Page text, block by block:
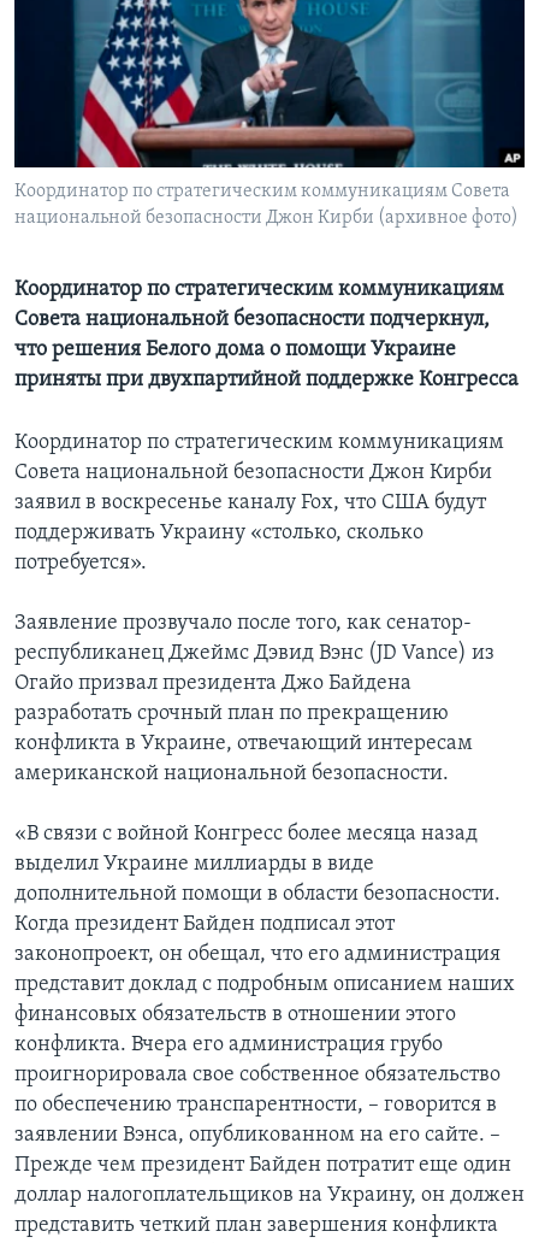
Learning English
СОЦИАЛЬНЫЕ СЕТИ
Языки
Координатор по стратегическим коммуникациям Совета
национальной безопасности Джон Кирби (архивное фото)
Координатор по стратегическим коммуникациям
Совета национальной безопасности подчеркнул,
что решения Белого дома о помощи Украине
приняты при двухпартийной поддержке Конгресса
Координатор по стратегическим коммуникациям
Совета национальной безопасности Джон Кирби
заявил в воскресенье каналу Fox, что США будут
поддерживать Украину «столько, сколько
потребуется».
Заявление прозвучало после того, как сенатор-
республиканец Джеймс Дэвид Вэнс (JD Vance) из
Огайо призвал президента Джо Байдена
разработать срочный план по прекращению
конфликта в Украине, отвечающий интересам
американской национальной безопасности.
«В связи с войной Конгресс более месяца назад
выделил Украине миллиарды в виде
дополнительной помощи в области безопасности.
Когда президент Байден подписал этот
законопроект, он обещал, что его администрация
представит доклад с подробным описанием наших
финансовых обязательств в отношении этого
конфликта. Вчера его администрация грубо
проигнорировала свое собственное обязательство
по обеспечению транспарентности, – говорится в
заявлении Вэнса, опубликованном на его сайте. –
Прежде чем президент Байден потратит еще один
доллар налогоплательщиков на Украину, он должен
представить четкий план завершения конфликта